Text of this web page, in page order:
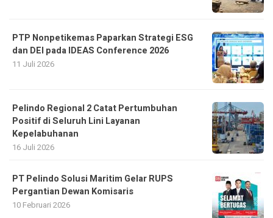
PTP Nonpetikemas Paparkan Strategi ESG
dan DEI pada IDEAS Conference 2026
11 Juli 2026
Pelindo Regional 2 Catat Pertumbuhan
Positif di Seluruh Lini Layanan
Kepelabuhanan
16 Juli 2026
PT Pelindo Solusi Maritim Gelar RUPS
Pergantian Dewan Komisaris
10 Februari 2026